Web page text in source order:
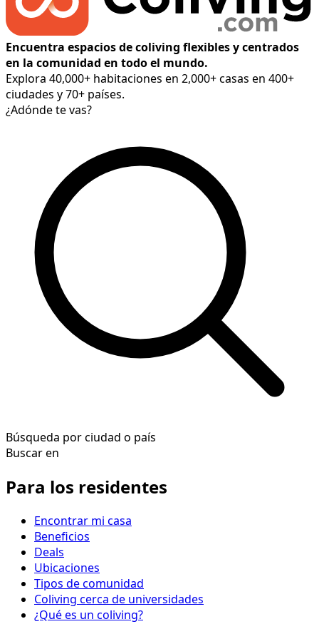
Encuentra espacios de coliving flexibles y centrados
en la comunidad en todo el mundo.
Explora 40,000+ habitaciones en 2,000+ casas en 400+
ciudades y 70+ países.
¿Adónde te vas?
Búsqueda por ciudad o país
Buscar en
Para los residentes
Encontrar mi casa
Beneficios
Deals
Ubicaciones
Tipos de comunidad
Coliving cerca de universidades
¿Qué es un coliving?